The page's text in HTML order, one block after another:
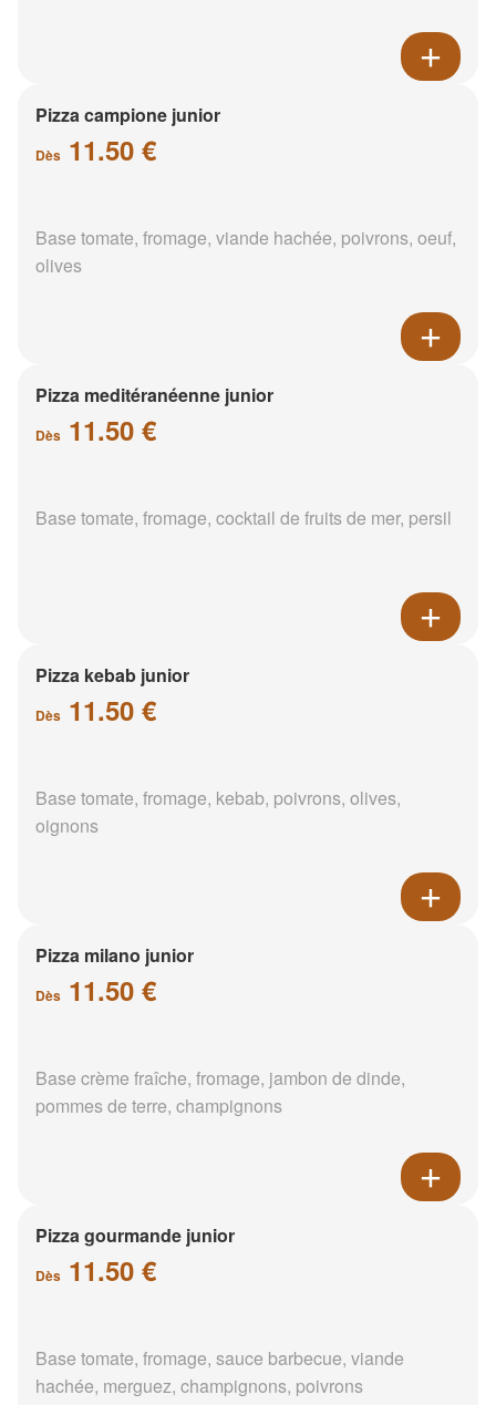
Pizza campione junior
Dès 11.50 €
Base tomate, fromage, viande hachée, poivrons, oeuf,
olives
Pizza meditéranéenne junior
Dès 11.50 €
Base tomate, fromage, cocktail de fruits de mer, persil
Pizza kebab junior
Dès 11.50 €
Base tomate, fromage, kebab, poivrons, olives,
oignons
Pizza milano junior
Dès 11.50 €
Base crème fraîche, fromage, jambon de dinde,
pommes de terre, champignons
Pizza gourmande junior
Dès 11.50 €
Base tomate, fromage, sauce barbecue, viande
hachée, merguez, champignons, poivrons